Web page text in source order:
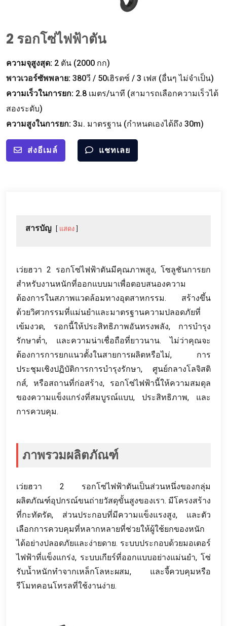
2 รอกโซ่ไฟฟ้าตัน
ความจุสูงสุด: 2 ตัน (2000 กก)
พาวเวอร์ซัพพลาย: 380วี / 50เฮิรตซ์ / 3 เฟส (อื่นๆ ไม่จำเป็น)
ความเร็วในการยก: 2.8 เมตร/นาที (สามารถเลือกความเร็วได้
สองระดับ)
ความสูงในการยก: 3ม. มาตรฐาน (กำหนดเองได้ถึง 30m)
ส่งอีเมล์ แชทเลย
สารบัญ แสดง
เว่ยฮวา 2 รอกโซ่ไฟฟ้าตันมีคุณภาพสูง, โซลูชันการยก
สำหรับงานหนักที่ออกแบบมาเพื่อตอบสนองความ
ต้องการในสภาพแวดล้อมทางอุตสาหกรรม. สร้างขึ้น
ด้วยวิศวกรรมที่แม่นยำและมาตรฐานความปลอดภัยที่
เข้มงวด, รอกนี้ให้ประสิทธิภาพอันทรงพลัง, การบำรุง
รักษาต่ำ, และความน่าเชื่อถือที่ยาวนาน. ไม่ว่าคุณจะ
ต้องการการยกแนวตั้งในสายการผลิตหรือไม่, การ
ประชุมเชิงปฏิบัติการการบำรุงรักษา, ศูนย์กลางโลจิสติ
กส์, หรือสถานที่ก่อสร้าง, รอกโซ่ไฟฟ้านี้ให้ความสมดุล
ของความแข็งแกร่งที่สมบูรณ์แบบ, ประสิทธิภาพ, และ
การควบคุม.
ภาพรวมผลิตภัณฑ์
เว่ยฮวา 2 รอกโซ่ไฟฟ้าตันเป็นส่วนหนึ่งของกลุ่ม
ผลิตภัณฑ์อุปกรณ์ขนถ่ายวัสดุขั้นสูงของเรา. มีโครงสร้าง
ที่กะทัดรัด, ส่วนประกอบที่มีความแข็งแรงสูง, และตัว
เลือกการควบคุมที่หลากหลายที่ช่วยให้ผู้ใช้ยกของหนัก
ได้อย่างปลอดภัยและง่ายดาย. ระบบประกอบด้วยมอเตอร์
ไฟฟ้าที่แข็งแกร่ง, ระบบเกียร์ที่ออกแบบอย่างแม่นยำ, โซ่
รับน้ำหนักทำจากเหล็กโลหะผสม, และจี้ควบคุมหรือ
รีโมทคอนโทรลที่ใช้งานง่าย.